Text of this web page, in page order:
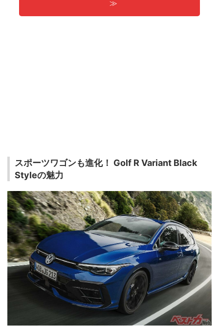
スポーツワゴンも進化！ Golf R Variant Black
Styleの魅力